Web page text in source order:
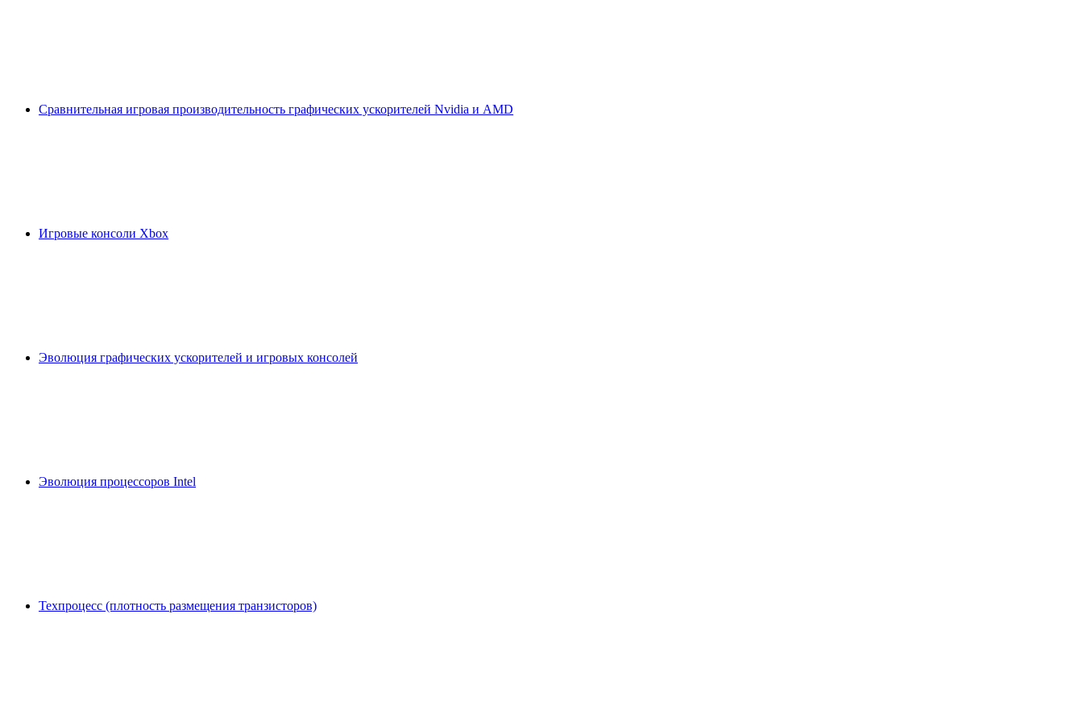
Сравнительная игровая производительность графических ускорителей Nvidia и AMD
Игровые консоли Xbox
Эволюция графических ускорителей и игровых консолей
Эволюция процессоров Intel
Техпроцесс (плотность размещения транзисторов)